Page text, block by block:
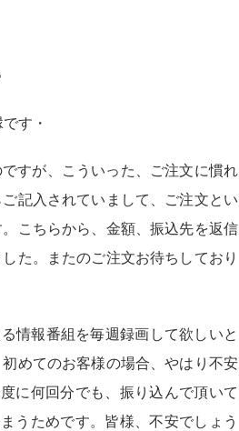
す・
すが、こういった、ご注文に慣れ
記入されていまして、ご注文とい
こちらから、金額、振込先を返信
た。またのご注文お待ちしており
情報番組を毎週録画して欲しいと
めてのお客様の場合、やはり不安
に何回分でも、振り込んで頂いて
うためです。皆様、不安でしょう